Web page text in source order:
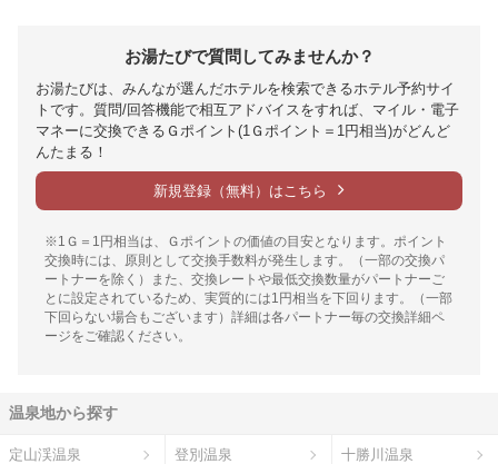
お湯たびで質問してみませんか？
お湯たびは、みんなが選んだホテルを検索できるホテル予約サイ
トです。質問/回答機能で相互アドバイスをすれば、マイル・電子
マネーに交換できるＧポイント(1Ｇポイント＝1円相当)がどんど
んたまる！
新規登録（無料）はこちら
※1Ｇ＝1円相当は、Ｇポイントの価値の目安となります。ポイント
交換時には、原則として交換手数料が発生します。（一部の交換パ
ートナーを除く）また、交換レートや最低交換数量がパートナーご
とに設定されているため、実質的には1円相当を下回ります。（一部
下回らない場合もございます）詳細は各パートナー毎の交換詳細ペ
ージをご確認ください。
温泉地から探す
定山渓温泉 登別温泉 十勝川温泉